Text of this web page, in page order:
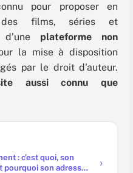
pour proposer en
des films, séries et
plateforme non
la mise à disposition
par le droit d’auteur.
aussi connu que
: c’est quoi, son
son adresse